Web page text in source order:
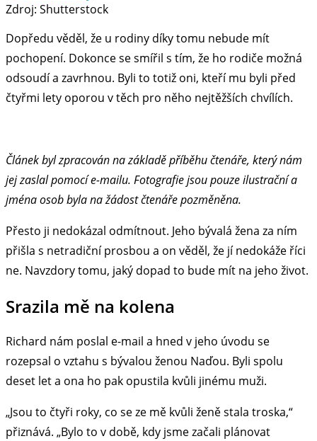
Zdroj: Shutterstock
Dopředu věděl, že u rodiny díky tomu nebude mít
pochopení. Dokonce se smířil s tím, že ho rodiče možná
odsoudí a zavrhnou. Byli to totiž oni, kteří mu byli před
čtyřmi lety oporou v těch pro něho nejtěžších chvílích.
Článek byl zpracován na základě příběhu čtenáře, který nám
jej zaslal pomocí e-mailu. Fotografie jsou pouze ilustrační a
jména osob byla na žádost čtenáře pozměněna.
Přesto ji nedokázal odmítnout. Jeho bývalá žena za ním
přišla s netradiční prosbou a on věděl, že jí nedokáže říci
ne. Navzdory tomu, jaký dopad to bude mít na jeho život.
Srazila mě na kolena
Richard nám poslal e-mail a hned v jeho úvodu se
rozepsal o vztahu s bývalou ženou Naďou. Byli spolu
deset let a ona ho pak opustila kvůli jinému muži.
„Jsou to čtyři roky, co se ze mě kvůli ženě stala troska,“
přiznává. „Bylo to v době, kdy jsme začali plánovat